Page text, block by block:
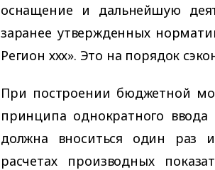
оснащение и дальнейшую
заранее утвержденных
Регион ххх». Это на порядок
При построении бюджетной
принципа однократного
должна вноситься один раз
расчетах производных